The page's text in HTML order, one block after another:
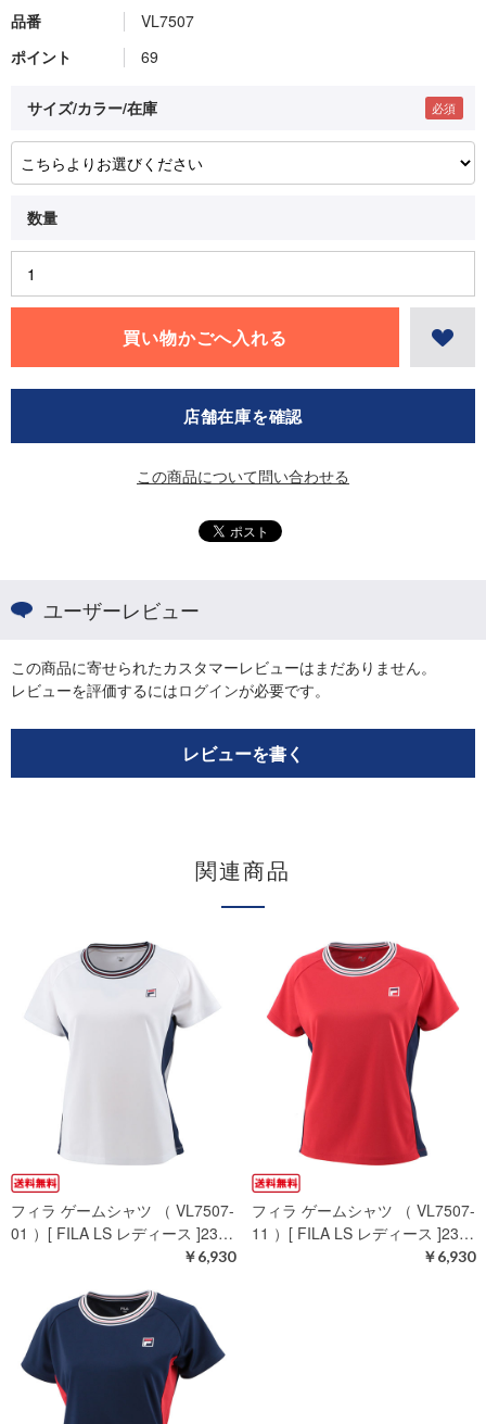
品番
VL7507
ポイント
69
サイズ/カラー/在庫
店舗在庫を確認
この商品について問い合わせる
ユーザーレビュー
この商品に寄せられたカスタマーレビューはまだありません。
レビューを評価するにはログインが必要です。
レビューを書く
関連商品
フィラ ゲームシャツ （ VL7507-
01 ）[ FILA LS レディース ]23…
￥6,930
フィラ ゲームシャツ （ VL7507-
11 ）[ FILA LS レディース ]23…
￥6,930